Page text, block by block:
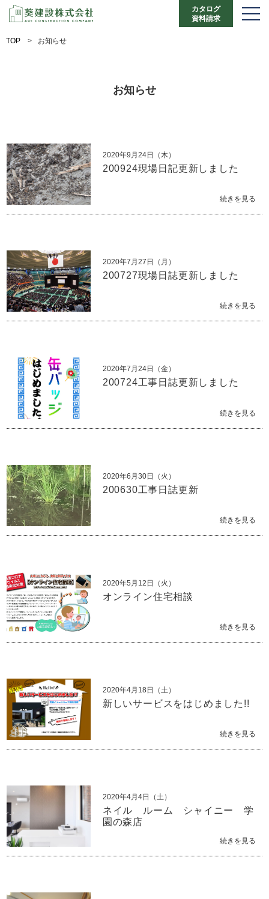
カタログ
資料請求
TOP > お知らせ
お知らせ
2020年9月24日（木）
200924現場日記更新しました
続きを見る
2020年7月27日（月）
200727現場日誌更新しました
続きを見る
2020年7月24日（金）
200724工事日誌更新しました
続きを見る
2020年6月30日（火）
200630工事日誌更新
続きを見る
2020年5月12日（火）
オンライン住宅相談
続きを見る
2020年4月18日（土）
新しいサービスをはじめました!!
続きを見る
2020年4月4日（土）
ネイル ルーム シャイニー 学
園の森店
続きを見る